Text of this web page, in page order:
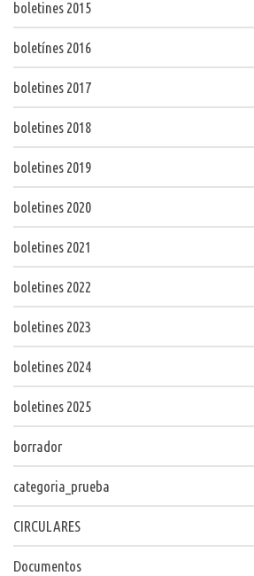
boletines 2015
boletínes 2016
boletines 2017
boletines 2018
boletines 2019
boletines 2020
boletines 2021
boletines 2022
boletines 2023
boletines 2024
boletines 2025
borrador
categoria_prueba
CIRCULARES
Documentos